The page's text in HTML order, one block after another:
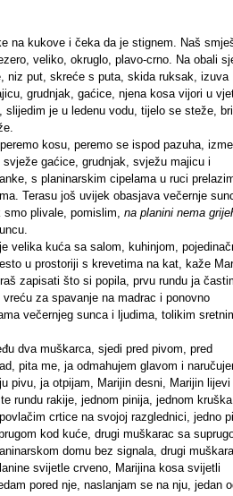
na kukove i čeka da je stignem. Naš
veliko, okruglo, plavo-crno. Na obali
niz put, skreće s puta, skida ruksak, izuva
grudnjak, gaćice, njena kosa vijori u
je u ledenu vodu, tijelo se steže,
kosu, peremo se ispod pazuha,
gaćice, grudnjak, svježu majicu i
s planinarskim cipelama u ruci
Terasu još uvijek obasjava večernje
plivale, pomislim, na planini nema
velika kuća sa salom, kuhinjom,
u prostoriji s krevetima na kat, kaže
zapisati što si popila, prvu rundu ja
za spavanje na madrac i ponovno
večernjeg sunca i ljudima, tolikim
dva muškarca, sjedi pred pivom, pred
pita me, ja odmahujem glavom i
pivu, ja otpijam, Marijin desni, Marijin lijevi
rundu rakije, jednom pinija, jednom
crtice na svojoj razglednici, jedno
kod kuće, drugi muškarac sa
domu bez signala, drugi
svijetle crveno, Marijina kosa svijetli
pored nje, naslanjam se na nju, jedan